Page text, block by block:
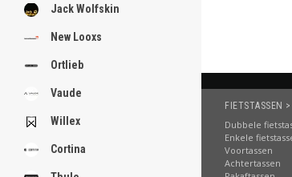
Jack Wolfskin
New Looxs
Ortlieb
Vaude
Willex
Cortina
Beste
Riant
FIETSTASSEN
Dubbele
Enkele
Voortassen
Achtertassen